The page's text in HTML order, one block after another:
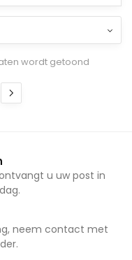
wordt getoond
u uw post in
neem contact met